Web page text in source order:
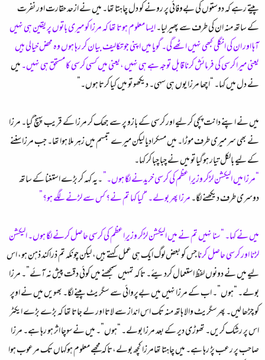
پیتے رہے کہ دوستوں کی بےوفائی پر رونے کو دل چاہتا تھا۔ میں نے ازحد حقارت اور نفرت
کے ساتھ منہ ان کی طرف سے پھیر لیا۔ایسا معلوم ہوتا تھا کہ مرزا کو میری باتوں پر یقین ہی نہیں
آہا اور ان کی انگلی کبھی نہیں اٹھے گی۔ گویا میں اپنی جو تکالیف بیان کر رہا ہوں وہ محض خیالی ہیں
یعنی میرا کرسی کی فرمائش کرنا قابل توجہ ہے ہی نہیں ،یعنی میں کسی کرسی کا مستحق ہی نہیں۔میں
نے دل میں کہا۔ “اچھا مرزا یوں ہی سہی۔ دیکھو تو میں کیا کرتا ہوں۔”
میں نے اپنے دانت پچی کر لیے اور کرسی کے بازو پر سے جھک کر مرزا کے قریب پہنچ گیا۔ مرزا
نے بھی سر میری طرف موڑا۔ میں مسکرادیا لیکن میرے تبسم میں زہر ملا ہوا تھا۔ جب مرزا سننے
کے ليے بالکل تیار ہوگیا تو میں نے چبا چبا کر کہا۔
“مرزا میں الیکشن لڑکر وزیرِ اعظم کی کرسی خریدنے لگا ہوں۔” ۔یہ کہہ کر بڑے استغنا کے ساتھ
دوسری طرف دیکھنے لگا۔مرزا پھر بولے۔ “کیا کہا تم نے؟ کس سے لڑنے لگے ہو؟”
میں نے کہا۔ “سنا نہیں تم نے میں الیکشن لڑکر وزیرِ اعظم کی کرسی حاصل کرنے لگا ہوں۔ الیکشن
لڑنا اور کرسی حاصل کرنا جس کو بعض لوگ ایک ہی عمل کہتے ہیں، لیکن چونکہ تم ذراکند ذہن ہو، اس
ليے میں نے دونوں لفظ استعمال کردیئے۔ تاکہ تمہیں سمجھنے میں کوئی دقت پیش نہ آئے”۔ مرزا
بولے۔ “ہوں”۔ اب کے مرزا نہیں میں بےپروائی سے سگریٹ پینے لگا۔ بھویں میں نے اوپر
کو چڑھا لیں۔ پھرسگریٹ والا ہاتھ منہ تک اس انداز سے لاتا اور لے جاتا تھا کہ بڑے بڑے ایکٹر
اس پر رشک کریں۔ تھوڑی دیر کے بعد مرزا بولے۔ “ہوں”۔ میں نےسوچا اثر ہو رہا ہے۔ مرزا
صاحب پر رعب پڑ رہا ہے۔ میں چاہتا تھامرزا کچھ بولے،تاکہ مجھے معلوم ہوکہاں تک مرعوب ہوا